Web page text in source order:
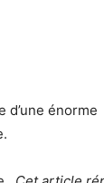
énorme